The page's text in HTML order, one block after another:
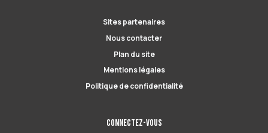
Sites partenaires
Nous contacter
Plan du site
Mentions légales
Politique de confidentialité
Connectez-vous